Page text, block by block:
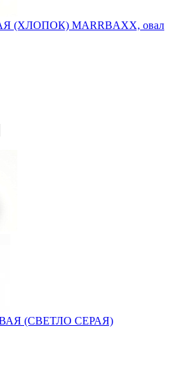
(ХЛОПОК) MARRBAXX, овал
(СВЕТЛО СЕРАЯ)